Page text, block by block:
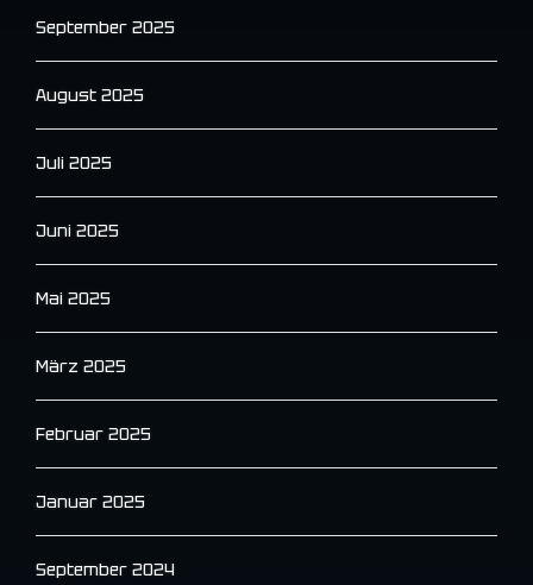
September 2025
August 2025
Juli 2025
Juni 2025
Mai 2025
März 2025
Februar 2025
Januar 2025
September 2024